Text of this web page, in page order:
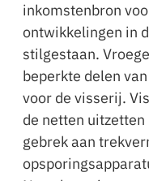
inkomstenbron
ontwikkelingen in
stilgestaan.
beperkte delen
voor de visserij.
de netten
gebrek aan